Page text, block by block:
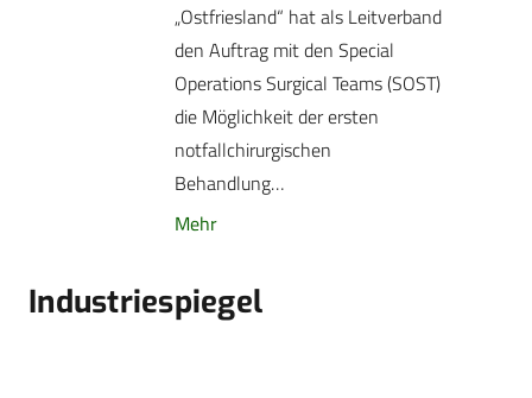
„Ostfriesland“ hat als Leitverband
den Auftrag mit den Special
Operations Surgical Teams (SOST)
die Möglichkeit der ersten
notfallchirurgischen
Behandlung…
Mehr
Industriespiegel